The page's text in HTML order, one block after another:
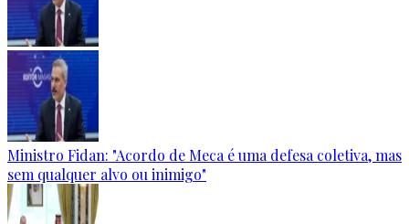
Ministro Fidan: "Acordo de Meca é uma defesa coletiva, mas
sem qualquer alvo ou inimigo"